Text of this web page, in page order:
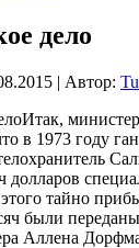
дело
| Автор:
Итак,
в 1973 году
долларов
тайно
были
Аллена